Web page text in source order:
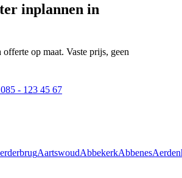
inplannen in
op maat. Vaste prijs, geen
085 - 123 45 67
AartswoudAbbekerkAbbenes